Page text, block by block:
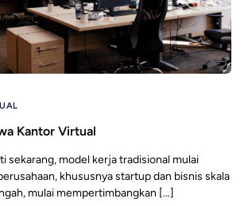
Kantor Virtual
sekarang, model kerja tradisional mulai
khususnya startup dan bisnis skala
mulai mempertimbangkan […]